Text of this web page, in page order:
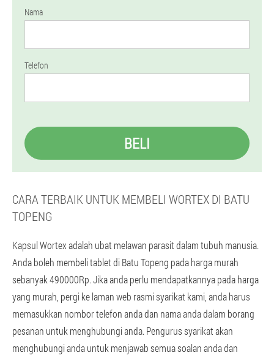
Nama
Telefon
BELI
CARA TERBAIK UNTUK MEMBELI WORTEX DI BATU
TOPENG
Kapsul Wortex adalah ubat melawan parasit dalam tubuh manusia.
Anda boleh membeli tablet di Batu Topeng pada harga murah
sebanyak 490000Rp. Jika anda perlu mendapatkannya pada harga
yang murah, pergi ke laman web rasmi syarikat kami, anda harus
memasukkan nombor telefon anda dan nama anda dalam borang
pesanan untuk menghubungi anda. Pengurus syarikat akan
menghubungi anda untuk menjawab semua soalan anda dan